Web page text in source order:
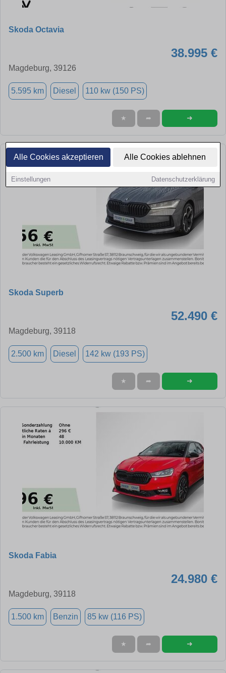
Alle Cookies akzeptieren Alle Cookies ablehnen
Einstellungen Datenschutzerklärung
Skoda Octavia
38.995 €
Magdeburg, 39126
5.595 km Diesel 110 kw (150 PS)
★ ➦ ➜
Skoda Superb
52.490 €
Magdeburg, 39118
2.500 km Diesel 142 kw (193 PS)
★ ➦ ➜
Skoda Fabia
24.980 €
Magdeburg, 39118
1.500 km Benzin 85 kw (116 PS)
★ ➦ ➜